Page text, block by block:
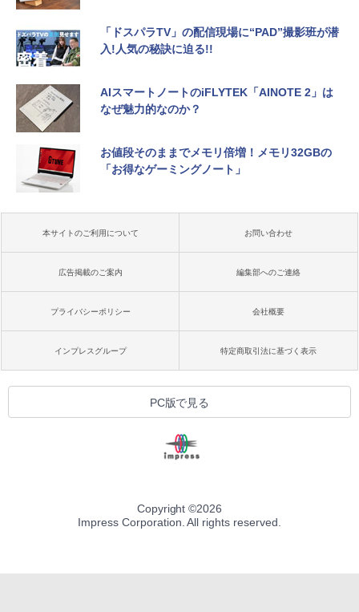
「ドスパラTV」の配信現場に“PAD”撮影班が潜
入!人気の秘訣に迫る!!
AIスマートノートのiFLYTEK「AINOTE 2」は
なぜ魅力的なのか？
お値段そのままでメモリ倍増！メモリ32GBの
「お得なゲーミングノート」
本サイトのご利用について お問い合わせ
広告掲載のご案内 編集部へのご連絡
プライバシーポリシー 会社概要
インプレスグループ 特定商取引法に基づく表示
PC版で見る
Copyright ©2026
Impress Corporation. All rights reserved.